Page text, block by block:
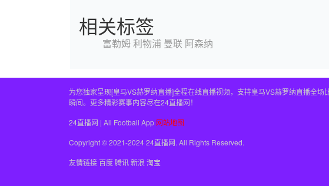
相关标签
富勒姆利物浦 曼联 阿森纳
为您独家呈现[皇马VS赫罗纳直播]全程在线直播视频，支持皇马VS赫罗纳直播全
瞬间。更多精彩赛事内容尽在24直播网！
24直播网 | All Football App 网站地图
Copyright © 2021-2024 24直播网. All Rights Reserved.
友情链接百度腾讯新浪 淘宝